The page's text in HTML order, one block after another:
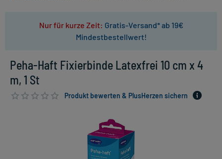
Nur für kurze Zeit: Gratis-Versand* ab 19€
Mindestbestellwert!
Peha-Haft Fixierbinde Latexfrei 10 cm x 4
m, 1 St
Produkt bewerten & PlusHerzen sichern